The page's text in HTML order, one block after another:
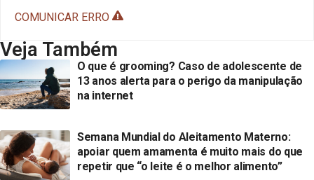
COMUNICAR ERRO
Veja Também
O que é grooming? Caso de adolescente de
13 anos alerta para o perigo da manipulação
na internet
Semana Mundial do Aleitamento Materno:
apoiar quem amamenta é muito mais do que
repetir que “o leite é o melhor alimento”